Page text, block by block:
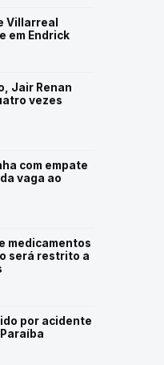
Villarreal
em Endrick
Jair Renan
vezes
com empate
vaga ao
medicamentos
será restrito a
por acidente